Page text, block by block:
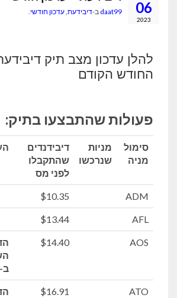
06
2023
daat99 ב-דיבידעת,עדכון חודשי.
להלן עדכון מצב תיק
החודש הקודם
פעולות שהתבצעו בתיק:
סימול
מניה
מניות
שנרכשו
דיבידנדים
שהתקבלו
לפני מס
ADM
$10.35
AFL
$13.44
AOS
$14.40
ב-6.67%
ATO
$16.91